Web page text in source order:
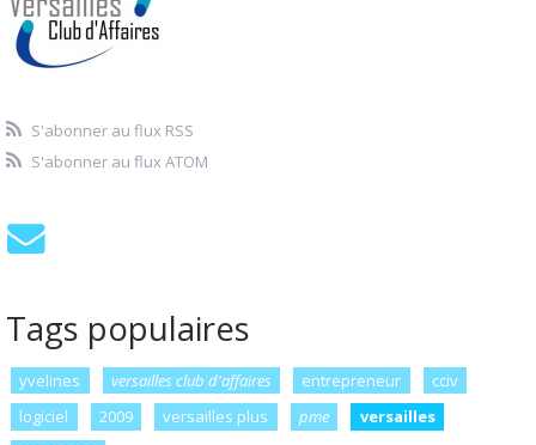
S'abonner au flux RSS
S'abonner au flux ATOM
Tags populaires
yvelines versailles club d'affaires entrepreneur
cciv
logiciel
2009 versailles plus pme
versailles